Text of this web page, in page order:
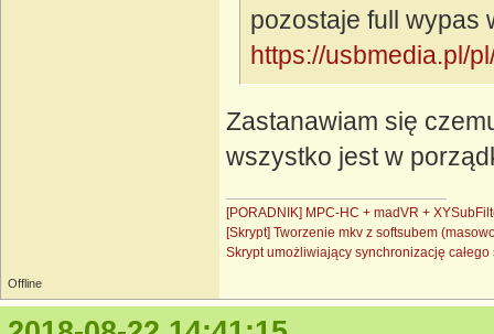
pozostaje full wypas
https://usbmedia.pl/
Zastanawiam się
wszystko jest w
[PORADNIK] MPC-HC + madVR +
[Skrypt] Tworzenie mkv z softsubem
Skrypt umożliwiający synchronizację
Offline